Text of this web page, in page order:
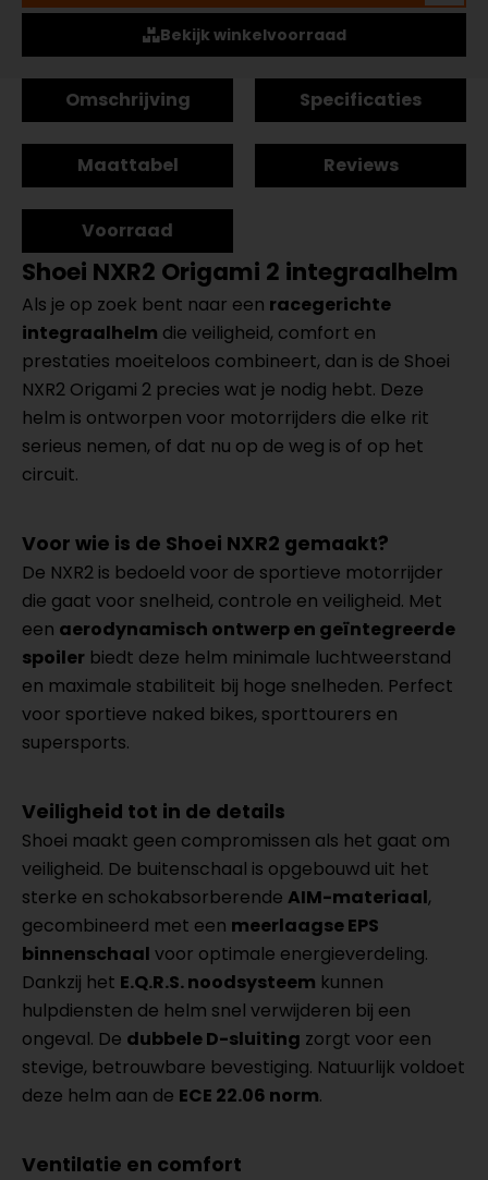
Bekijk winkelvoorraad
Omschrijving Specificaties
Maattabel Reviews
Voorraad
Shoei NXR2 Origami 2 integraalhelm
Als je op zoek bent naar een racegerichte
integraalhelm die veiligheid, comfort en
prestaties moeiteloos combineert, dan is de Shoei
NXR2 Origami 2 precies wat je nodig hebt. Deze
helm is ontworpen voor motorrijders die elke rit
serieus nemen, of dat nu op de weg is of op het
circuit.
Voor wie is de Shoei NXR2 gemaakt?
De NXR2 is bedoeld voor de sportieve motorrijder
die gaat voor snelheid, controle en veiligheid. Met
een aerodynamisch ontwerp en geïntegreerde
spoiler biedt deze helm minimale luchtweerstand
en maximale stabiliteit bij hoge snelheden. Perfect
voor sportieve naked bikes, sporttourers en
supersports.
Veiligheid tot in de details
Shoei maakt geen compromissen als het gaat om
veiligheid. De buitenschaal is opgebouwd uit het
sterke en schokabsorberende AIM-materiaal,
gecombineerd met een meerlaagse EPS
binnenschaal voor optimale energieverdeling.
Dankzij het E.Q.R.S. noodsysteem kunnen
hulpdiensten de helm snel verwijderen bij een
ongeval. De dubbele D-sluiting zorgt voor een
stevige, betrouwbare bevestiging. Natuurlijk voldoet
deze helm aan de ECE 22.06 norm.
Ventilatie en comfort